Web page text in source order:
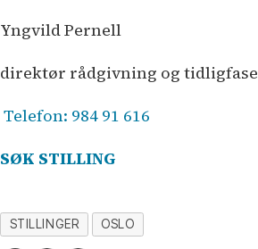
Yngvild Pernell
direktør rådgivning og tidligfase
Telefon: 984 91 616
SØK STILLING
STILLINGER OSLO